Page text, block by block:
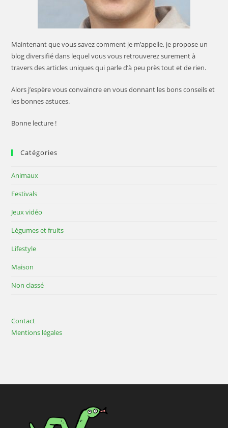
Maintenant que vous savez comment je m’appelle, je propose un
blog diversifié dans lequel vous vous retrouverez surement à
travers des articles uniques qui parle d’à peu près tout et de rien.
Alors j’espère vous convaincre en vous donnant les bons conseils et
les bonnes astuces.
Bonne lecture !
Catégories
Animaux
Festivals
Jeux vidéo
Légumes et fruits
Lifestyle
Maison
Non classé
Contact
Mentions légales